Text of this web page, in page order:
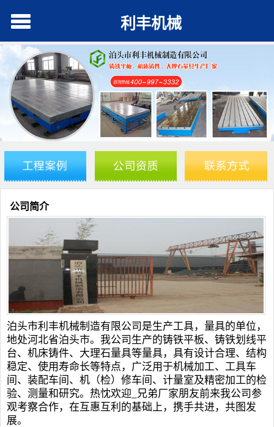
利丰机械
公司简介
泊头市利丰机械制造有限公司是生产工具，量具的单位，
地处河北省泊头市。我公司生产的铸铁平板、 铸铁划线平
台、 机床铸件、 大理石量具等量具，具有设计合理、结构
稳定、使用寿命长等特点，广泛用于机械加工、工具车
间、装配车间、机（检）修车间、计量室及精密加工的检
验、测量和研究。热忱欢迎_兄弟厂家朋友前来我公司参
观考察合作，在互惠互利的基础上，携手共进，共图发
展。